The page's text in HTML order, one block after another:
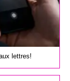
lettres!